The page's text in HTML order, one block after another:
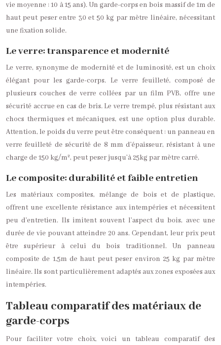
vie moyenne : 10 à 15 ans). Un garde-corps en bois massif de 1m de
haut peut peser entre 30 et 50 kg par mètre linéaire, nécessitant
une fixation solide.
Le verre: transparence et modernité
Le verre, synonyme de modernité et de luminosité, est un choix
élégant pour les garde-corps. Le verre feuilleté, composé de
plusieurs couches de verre collées par un film PVB, offre une
sécurité accrue en cas de bris. Le verre trempé, plus résistant aux
chocs thermiques et mécaniques, est une option plus durable.
Attention, le poids du verre peut être conséquent : un panneau en
verre feuilleté de sécurité de 8 mm d’épaisseur, résistant à une
charge de 150 kg/m², peut peser jusqu’à 25kg par mètre carré.
Le composite: durabilité et faible entretien
Les matériaux composites, mélange de bois et de plastique,
offrent une excellente résistance aux intempéries et nécessitent
peu d’entretien. Ils imitent souvent l’aspect du bois, avec une
durée de vie pouvant atteindre 20 ans. Cependant, leur prix peut
être supérieur à celui du bois traditionnel. Un panneau
composite de 1,5m de haut peut peser environ 25 kg par mètre
linéaire. Ils sont particulièrement adaptés aux zones exposées aux
intempéries.
Tableau comparatif des matériaux de
garde-corps
Pour faciliter votre choix, voici un tableau comparatif des